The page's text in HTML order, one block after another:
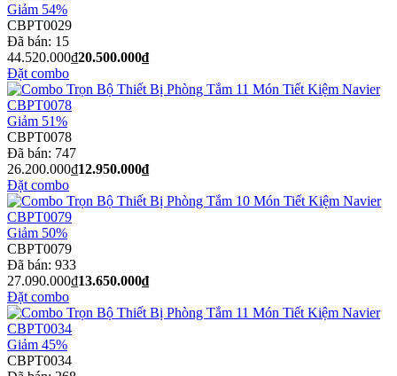
Giảm 54%
CBPT0029
Đã bán: 15
44.520.000₫20.500.000₫
Đặt combo
Giảm 51%
CBPT0078
Đã bán: 747
26.200.000₫12.950.000₫
Đặt combo
Giảm 50%
CBPT0079
Đã bán: 933
27.090.000₫13.650.000₫
Đặt combo
Giảm 45%
CBPT0034